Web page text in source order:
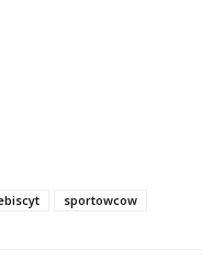
sportowcow